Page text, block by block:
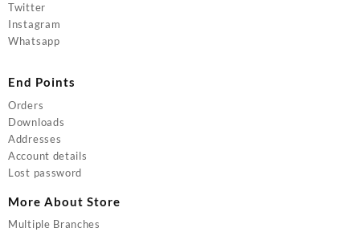
Twitter
Instagram
Whatsapp
End Points
Orders
Downloads
Addresses
Account details
Lost password
More About Store
Multiple Branches